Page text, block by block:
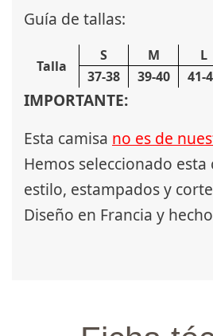
Guía de tallas:
Talla
S M L
37-38
39-40 41-
IMPORTANTE:
Esta camisa no es de
Hemos seleccionado esta
estilo, estampados y
Diseño en Francia y